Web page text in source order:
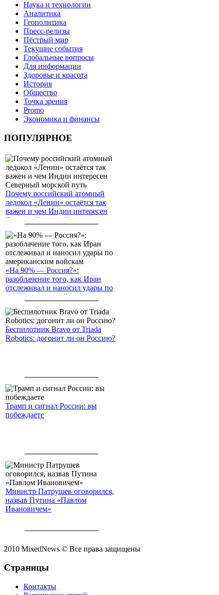
Наука и технологии
Аналитика
Геополитика
Пресс-релизы
Пёстрый мир
Текущие события
Глобальные вопросы
Для информации
Здоровье и красота
История
Общество
Точка зрения
Promo
Экономика и финансы
ПОПУЛЯРНОЕ
Почему российский атомный
ледокол «Ленин» остаётся так
важен и чем Индии интересен
Северный морской путь
«На 90% — Россия?»:
разоблачение того, как Иран
отслеживал и наносил удары по
американским войскам
Беспилотник Bravo от Triada
Robotics: догонит ли он Россию?
Трамп и сигнал России: вы
побеждаете
Министр Патрушев оговорился,
назвав Путина «Павлом
Ивановичем»
2010 MixedNews © Все права защищены
Страницы
Контакты